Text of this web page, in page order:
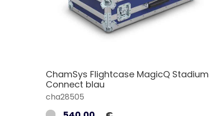
ChamSys Flightcase MagicQ Stadium
Connect blau
cha28505